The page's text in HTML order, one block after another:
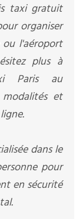
taxi gratuit
organiser
l'aéroport
plus à
Paris au
et
dans le
pour
en sécurité